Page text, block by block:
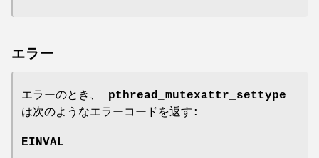
エラー
エラーのとき、 pthread_mutexattr_settype
は次のようなエラーコードを返す:
EINVAL